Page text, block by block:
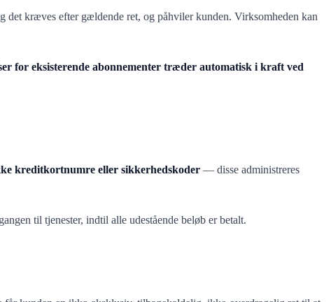
det kræves efter gældende ret, og påhviler kunden. Virksomheden kan
for eksisterende abonnementer træder automatisk i kraft ved
kreditkortnumre eller sikkerhedskoder — disse administreres
til tjenester, indtil alle udestående beløb er betalt.